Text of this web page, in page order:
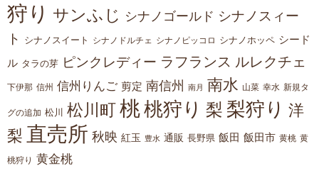
狩り サンふじ シナノゴールド シナノスィー
ト
シナノスイート シナノドルチェ シナノピッコロ シナノホッペ シード
ル タラの芽 ピンクレディー ラフランス ルレクチェ
下伊那 信州 信州りんご 剪定 南信州 南月 南水 山菜 幸水 新規タ
グの追加 松川 松川町 桃桃狩り 梨 梨狩り 洋
梨 直売所 秋映 紅玉 豊水 通販 長野県 飯田 飯田市 黄桃 黄
桃狩り 黄金桃